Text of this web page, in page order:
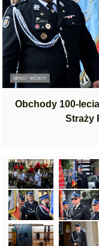
Obchody 100-
Straży